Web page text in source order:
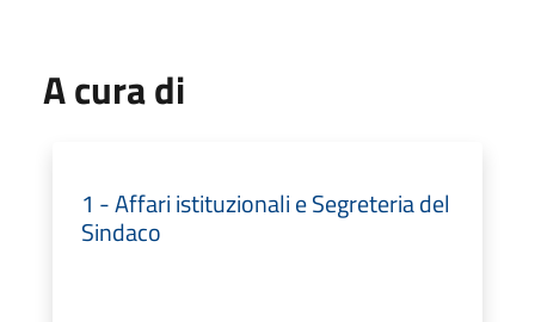
A cura di
1 - Affari istituzionali e Segreteria del
Sindaco